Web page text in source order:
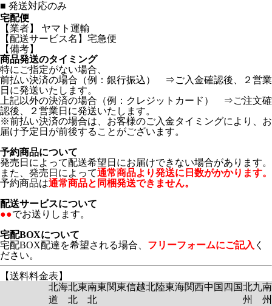
■ 発送対応のみ
宅配便
【業者】 ヤマト運輸
【配送サービス名】宅急便
【備考】
商品発送のタイミング
特にご指定がない場合、
前払い決済の場合（例：銀行振込） ⇒ご入金確認後、２営業
日に発送いたします。
上記以外の決済の場合（例：クレジットカード） ⇒ご注文確
認後、２営業日に発送いたします。
※前払い決済の場合は、お客様のご入金タイミングにより、お
届け予定日が前後することがございます。
予約商品について
発売日によって配送希望日にお届けできない場合があります。
また、発売日によって通常商品より発送に日数がかかります。
予約商品は通常商品と同梱発送できません。
配送サービスについて
●●でお送りします。
宅配BOXについて
宅配BOX配達を希望される場合、 フリーフォームにご記入 く
ださい。
【送料料金表】
北海
道
北東
北
南東
北
関東信越北陸東海関西中国 四国北九
州
州